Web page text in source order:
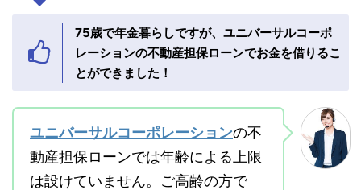
75歳で年金暮らしですが、ユニバーサルコーポ
レーションの不動産担保ローンでお金を借りるこ
とができました！
ユニバーサルコーポレーションの不
動産担保ローンでは年齢による上限
は設けていません。ご高齢の方で